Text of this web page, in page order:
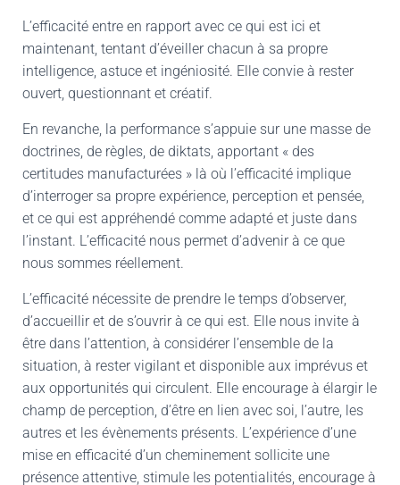
L’efficacité entre en rapport avec ce qui est ici et
maintenant, tentant d’éveiller chacun à sa propre
intelligence, astuce et ingéniosité. Elle convie à rester
ouvert, questionnant et créatif.
En revanche, la performance s’appuie sur une masse de
doctrines, de règles, de diktats, apportant « des
certitudes manufacturées » là où l’efficacité implique
d’interroger sa propre expérience, perception et pensée,
et ce qui est appréhendé comme adapté et juste dans
l’instant. L’efficacité nous permet d’advenir à ce que
nous sommes réellement.
L’efficacité nécessite de prendre le temps d’observer,
d’accueillir et de s’ouvrir à ce qui est. Elle nous invite à
être dans l’attention, à considérer l’ensemble de la
situation, à rester vigilant et disponible aux imprévus et
aux opportunités qui circulent. Elle encourage à élargir le
champ de perception, d’être en lien avec soi, l’autre, les
autres et les évènements présents. L’expérience d’une
mise en efficacité d’un cheminement sollicite une
présence attentive, stimule les potentialités, encourage à